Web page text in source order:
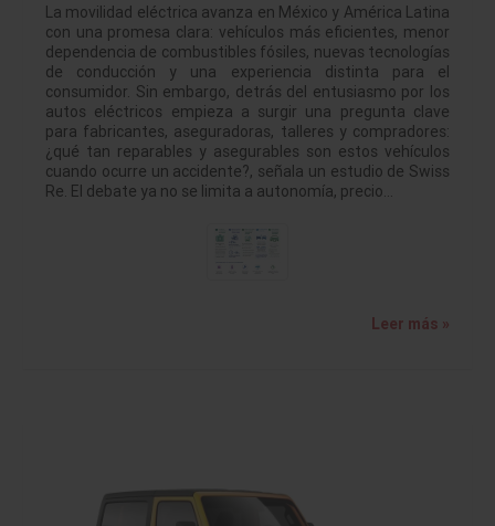
La movilidad eléctrica avanza en México y América Latina
con una promesa clara: vehículos más eficientes, menor
dependencia de combustibles fósiles, nuevas tecnologías
de conducción y una experiencia distinta para el
consumidor. Sin embargo, detrás del entusiasmo por los
autos eléctricos empieza a surgir una pregunta clave
para fabricantes, aseguradoras, talleres y compradores:
¿qué tan reparables y asegurables son estos vehículos
cuando ocurre un accidente?, señala un estudio de Swiss
Re. El debate ya no se limita a autonomía, precio…
Leer más »